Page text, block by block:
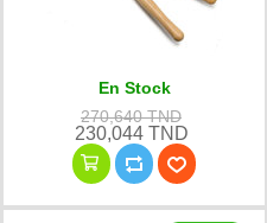
En Stock
270,640 TND
230,044 TND